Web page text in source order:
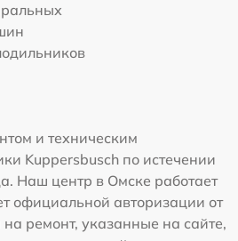
и техническим
Kuppersbusch по истечении
Наш центр в Омске работает
официальной авторизации от
ремонт, указанные на сайте,